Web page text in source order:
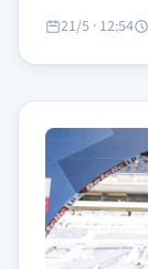
21/5 · 12:54